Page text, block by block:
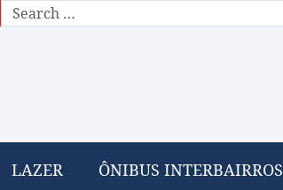
LAZER ÔNIBUS INTERBAIRROS